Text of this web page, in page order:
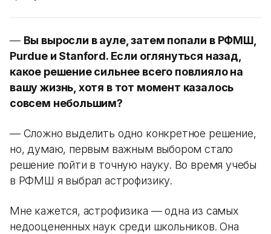
— Вы выросли в ауле, затем попали в РФМШ,
Purdue и Stanford. Если оглянуться назад,
какое решение сильнее всего повлияло на
вашу жизнь, хотя в тот момент казалось
совсем небольшим?
— Сложно выделить одно конкретное решение,
но, думаю, первым важным выбором стало
решение пойти в точную науку. Во время учебы
в РФМШ я выбрал астрофизику.
Мне кажется, астрофизика — одна из самых
недооцененных наук среди школьников. Она